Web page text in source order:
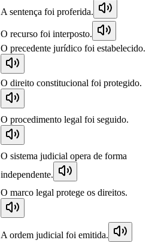
A sentença foi proferida.
O recurso foi interposto.
O precedente jurídico foi estabelecido.
O direito constitucional foi protegido.
O procedimento legal foi seguido.
O sistema judicial opera de forma
independente.
O marco legal protege os direitos.
A ordem judicial foi emitida.